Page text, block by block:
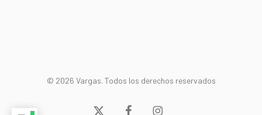
© 2026 Vargas. Todos los derechos reservados
x- facebookinstagram